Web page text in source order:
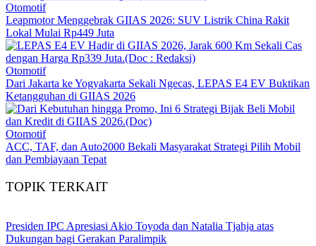
Otomotif
Leapmotor Menggebrak GIIAS 2026: SUV Listrik China Rakit
Lokal Mulai Rp449 Juta
Otomotif
Dari Jakarta ke Yogyakarta Sekali Ngecas, LEPAS E4 EV Buktikan
Ketangguhan di GIIAS 2026
Otomotif
ACC, TAF, dan Auto2000 Bekali Masyarakat Strategi Pilih Mobil
dan Pembiayaan Tepat
TOPIK TERKAIT
Presiden IPC Apresiasi Akio Toyoda dan Natalia Tjahja atas
Dukungan bagi Gerakan Paralimpik